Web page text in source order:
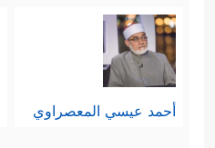
أحمد عيسي المعصراوي